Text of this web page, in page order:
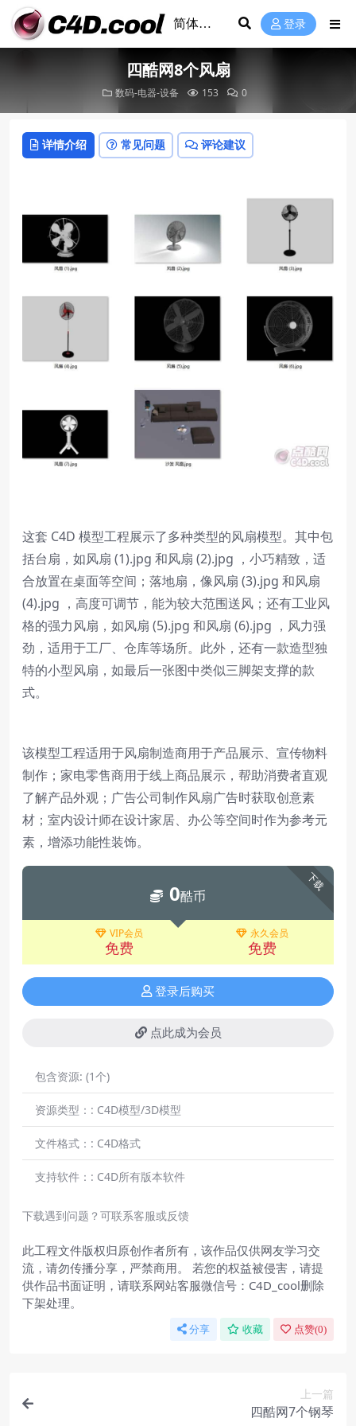
登录
四酷网8个风扇
数码-电器-设备 153 0
详情介绍 常见问题 评论建议
这套 C4D 模型工程展示了多种类型的风扇模型。其中包
括台扇，如风扇 (1).jpg 和风扇 (2).jpg ，小巧精致，适
合放置在桌面等空间；落地扇，像风扇 (3).jpg 和风扇
(4).jpg ，高度可调节，能为较大范围送风；还有工业风
格的强力风扇，如风扇 (5).jpg 和风扇 (6).jpg ，风力强
劲，适用于工厂、仓库等场所。此外，还有一款造型独
特的小型风扇，如最后一张图中类似三脚架支撑的款
式。
该模型工程适用于风扇制造商用于产品展示、宣传物料
制作；家电零售商用于线上商品展示，帮助消费者直观
了解产品外观；广告公司制作风扇广告时获取创意素
材；室内设计师在设计家居、办公等空间时作为参考元
素，增添功能性装饰。
下载
0酷币
VIP会员
免费
永久会员
免费
登录后购买
点此成为会员
包含资源: (1个)
资源类型：: C4D模型/3D模型
文件格式：: C4D格式
支持软件：: C4D所有版本软件
下载遇到问题？可联系客服或反馈
此工程文件版权归原创作者所有，该作品仅供网友学习交
流，请勿传播分享，严禁商用。 若您的权益被侵害，请提
供作品书面证明，请联系网站客服微信号：C4D_cool删除
下架处理。
分享 收藏 点赞(0)
上一篇
四酷网7个钢琴